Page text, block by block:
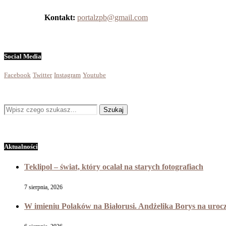
Kontakt: portalzpb@gmail.com
Social Media
Facebook Twitter Instagram Youtube
Aktualności
Teklipol – świat, który ocalał na starych fotografiach
7 sierpnia, 2026
W imieniu Polaków na Białorusi. Andżelika Borys na